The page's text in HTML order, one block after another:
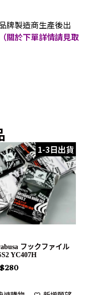
牌製造商生產後出
（關於下單詳情請見取
1-3日出貨
フックファイル
YC407H
280